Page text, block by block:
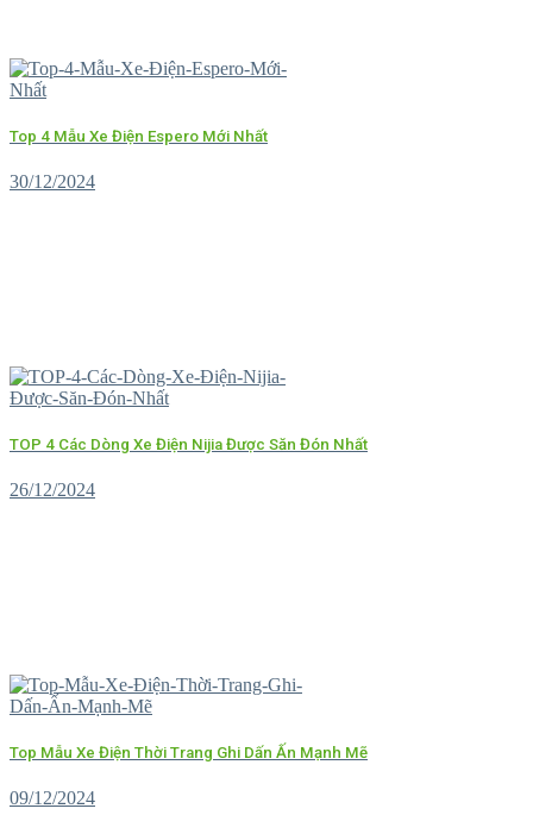
Top 4 Mẫu Xe Điện Espero Mới Nhất
30/12/2024
TOP 4 Các Dòng Xe Điện Nijia Được Săn Đón Nhất
26/12/2024
Top Mẫu Xe Điện Thời Trang Ghi Dấn Ấn Mạnh Mẽ
09/12/2024